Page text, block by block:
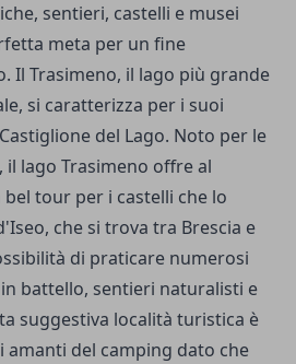
sentieri, castelli e musei
meta per un fine
Il Trasimeno, il lago più grande
si caratterizza per i suoi
del Lago. Noto per le
lago Trasimeno offre al
tour per i castelli che lo
che si trova tra Brescia e
di praticare numerosi
battello, sentieri naturalisti e
suggestiva località turistica è
amanti del camping dato che